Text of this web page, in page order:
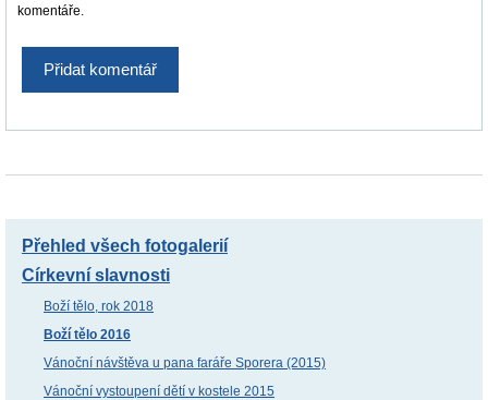
komentáře.
Přehled všech fotogalerií
Církevní slavnosti
Boží tělo, rok 2018
Boží tělo 2016
Vánoční návštěva u pana faráře Sporera (2015)
Vánoční vystoupení dětí v kostele 2015